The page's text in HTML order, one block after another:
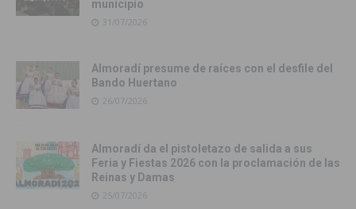
municipio
31/07/2026
Almoradí presume de raíces con el desfile del
Bando Huertano
26/07/2026
Almoradí da el pistoletazo de salida a sus
Feria y Fiestas 2026 con la proclamación de las
Reinas y Damas
25/07/2026